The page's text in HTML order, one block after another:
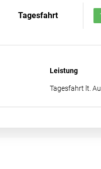
Tagesfahrt
Leistung
Tagesfahrt lt.